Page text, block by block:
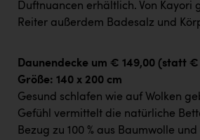
kontakt
Duftnuancen erhältlich. Von Kayori
Reiter außerdem Badesalz und
Daunendecke um € 149,00 (statt
Größe: 140 x 200 cm
Gesund schlafen wie auf Wolken
Gefühl vermittelt die natürliche
Bezug zu 100 % aus Baumwolle